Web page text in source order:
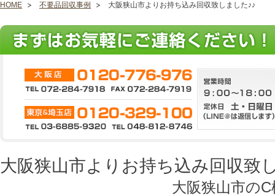
HOME 不要品回収事例 大阪狭山市よりお持ち込み回収致しました♪♪
大阪狭山市よりお持ち込み回収致
大阪狭山市の